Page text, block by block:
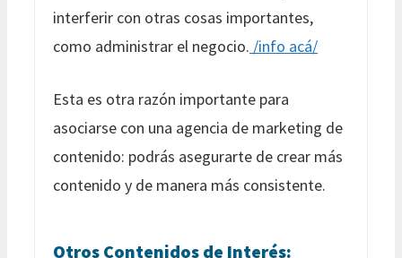
interferir con otras cosas importantes,
como administrar el negocio. /info acá/
Esta es otra razón importante para
asociarse con una agencia de marketing de
contenido: podrás asegurarte de crear más
contenido y de manera más consistente.
Otros Contenidos de Interés: